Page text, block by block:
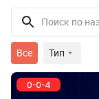
Все Тип